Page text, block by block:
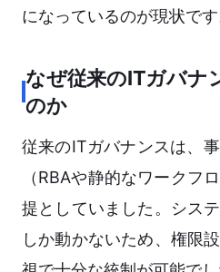
になっているのが現状です
なぜ従来のITガバナ
のか
従来のITガバナンスは、
（RBAや静的なワークフ
提としていました。シス
しか動かないため、権限